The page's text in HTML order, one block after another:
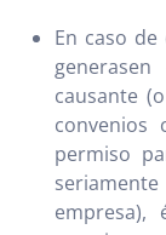
En caso
causante
permiso
empresa),